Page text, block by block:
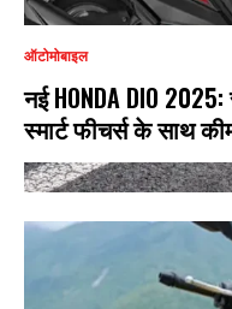
ऑटोमोबाइल
नई HONDA DIO
स्मार्ट फीचर्स के साथ